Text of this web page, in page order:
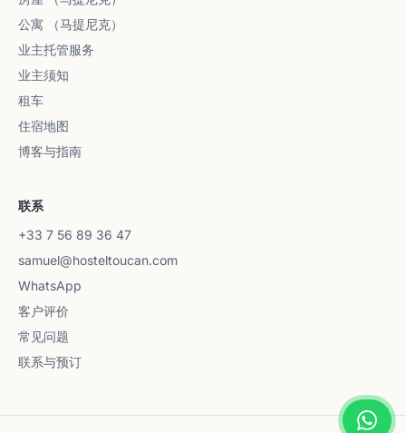
公寓 （马提尼克）
业主托管服务
业主须知
租车
住宿地图
博客与指南
联系
+33 7 56 89 36 47
samuel@hosteltoucan.com
WhatsApp
客户评价
常见问题
联系与预订